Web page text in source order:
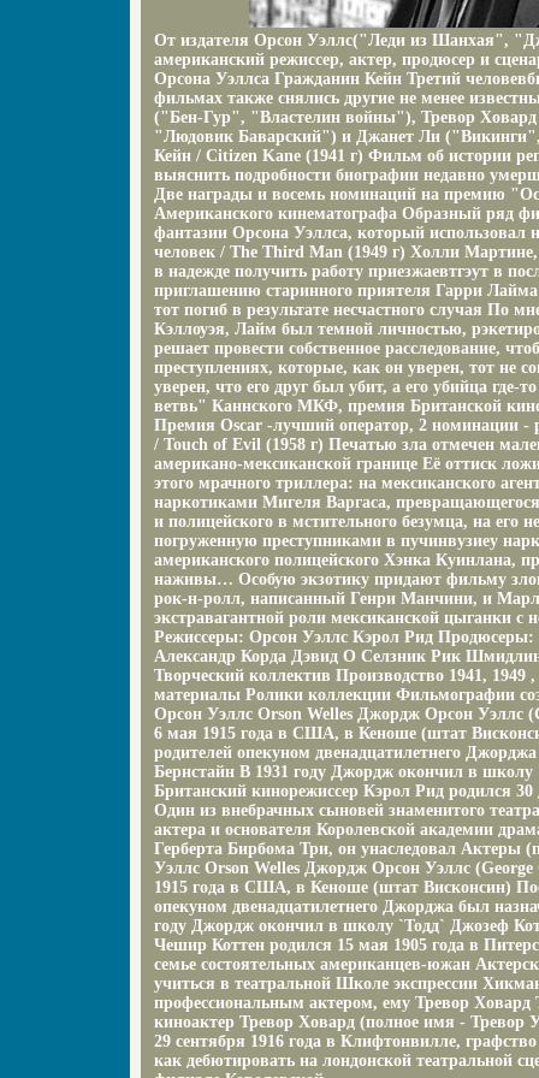
От издателя Орсон Уэллс("Леди из Шанхая",
американский режиссер, актер, продюсер и
Орсона Уэллса Гражданин Кейн Третий
фильмах также снялись другие не менее
("Бен-Гур", "Властелин войны"), Тревор
"Людовик Баварский") и Джанет Ли
Кейн / Citizen Kane (1941 г) Фильм об истории
выяснить подробности биографии недавно
Две награды и восемь номинаций на премию
Американского кинематографа Образный ряд
фантазии Орсона Уэллса, который использовал
человек / The Third Man (1949 г) Холли
в надежде получить работу приезжаевтгэут в
приглашению старинного приятеля Гарри
тот погиб в результате несчастного случая По
Кэллоуэя, Лайм был темной личностью,
решает провести собственное расследование,
преступлениях, которые, как он уверен, тот не
уверен, что его друг был убит, а его убийца
ветвь" Каннского МКФ, премия Британской
Премия Oscar -лучший оператор, 2 номинации -
/ Touch of Evil (1958 г) Печатью зла отмечен
американо-мексиканской границе Её оттиск
этого мрачного триллера: на мексиканского
наркотиками Мигеля Варгаса,
и полицейского в мстительного безумца, на его
погруженную преступниками в пучинвузиеу
американского полицейского Хэнка Куинлана,
наживы… Особую экзотику придают фильму
рок-н-ролл, написанный Генри Манчини, и
экстравагантной роли мексиканской цыганки
Режиссеры: Орсон Уэллс Кэрол Рид Продюсеры:
Александр Корда Дэвид О Селзник Рик
Творческий коллектив Производство 1941, 1949
материалы Ролики коллекции Фильмографии
Орсон Уэллс Orson Welles Джордж Орсон Уэллс
6 мая 1915 года в США, в Кеноше (штат
родителей опекуном двенадцатилетнего
Бернстайн В 1931 году Джордж окончил в школу
Британский кинорежиссер Кэрол Рид родился 30
Один из внебрачных сыновей знаменитого
актера и основателя Королевской академии
Герберта Бирбома Три, он унаследовал Актеры
Уэллс Orson Welles Джордж Орсон Уэллс (George
1915 года в США, в Кеноше (штат Висконсин)
опекуном двенадцатилетнего Джорджа был
году Джордж окончил в школу `Тодд` Джозеф
Чешир Коттен родился 15 мая 1905 года в
семье состоятельных американцев-южан
учиться в театральной Школе экспрессии
профессиональным актером, ему Тревор
киноактер Тревор Ховард (полное имя - Тревор
29 сентября 1916 года в Клифтонвилле,
как дебютировать на лондонской театральной